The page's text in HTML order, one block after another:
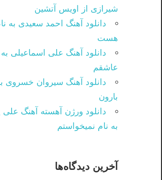
شیرازی از اویس آتشین
دانلود آهنگ احمد سعیدی به
هست
دانلود آهنگ علی اسماعیلی به
عاشقم
دانلود آهنگ سیروان خسروی
بارون
دانلود ورژن آهسته آهنگ علی
به نام نمیخواستم
آخرین دیدگاه‌ها